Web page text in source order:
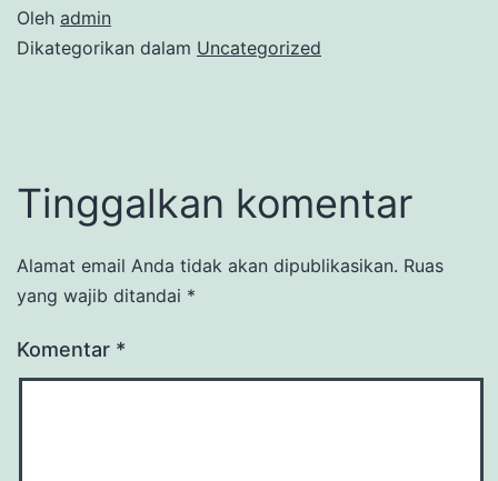
Oleh admin
Dikategorikan dalam Uncategorized
Tinggalkan komentar
Alamat email Anda tidak akan dipublikasikan. Ruas
yang wajib ditandai *
Komentar *